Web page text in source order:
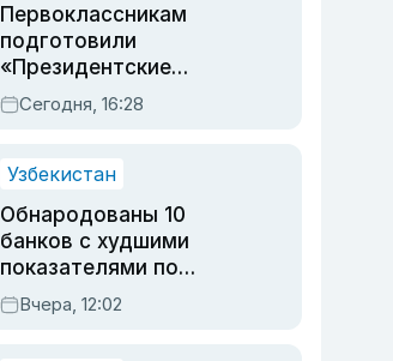
Первоклассникам
подготовили
«Президентские
подарки»: что войдет в
набор в этом году
Сегодня, 16:28
Узбекистан
Обнародованы 10
банков с худшими
показателями по
обращениям
Вчера, 12:02